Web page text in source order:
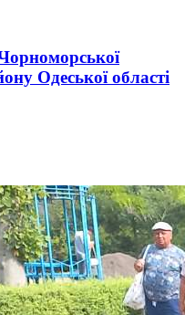
Чорноморської
Одеської області